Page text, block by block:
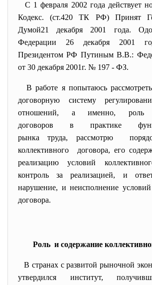
С 1 февраля 2002 года действует
Кодекс. (ст.420 ТК РФ) Принят
Думой21 декабря 2001 года.
Федерации 26 декабря 2001
Президентом РФ Путиным В.В.:
от 30 декабря 2001г. № 197 - ФЗ.
В работе я попытаюсь
договорную систему
отношений, а именно, роль
договоров в практике
рынка труда, рассмотрю
коллективного договора, его
реализацию условий
контроль за реализацией, и
нарушение, и неисполнение условий
договора.
Роль и содержание
В странах с развитой рыночной
утвердился институт,